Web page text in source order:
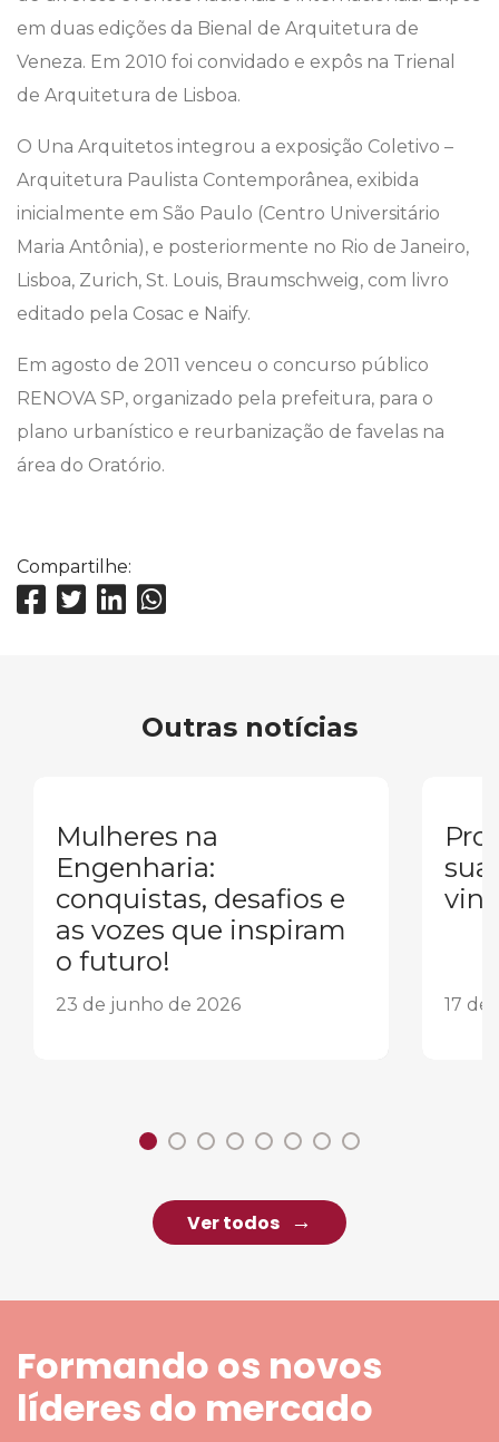
em duas edições da Bienal de Arquitetura de
Veneza. Em 2010 foi convidado e expôs na Trienal
de Arquitetura de Lisboa.
O Una Arquitetos integrou a exposição Coletivo –
Arquitetura Paulista Contemporânea, exibida
inicialmente em São Paulo (Centro Universitário
Maria Antônia), e posteriormente no Rio de Janeiro,
Lisboa, Zurich, St. Louis, Braumschweig, com livro
editado pela Cosac e Naify.
Em agosto de 2011 venceu o concurso público
RENOVA SP, organizado pela prefeitura, para o
plano urbanístico e reurbanização de favelas na
área do Oratório.
Compartilhe:
Outras notícias
Mulheres na
Engenharia:
conquistas, desafios e
as vozes que inspiram
o futuro!
23 de junho de 2026
sua
17 de
Ver todos
Formando os novos
líderes do mercado